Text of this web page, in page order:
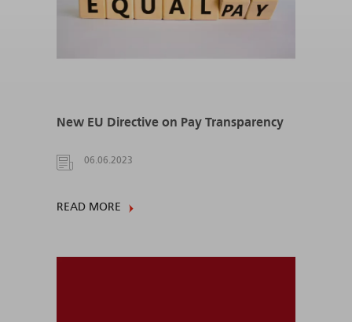
New EU Directive on Pay Transparency
06.06.2023
READ MORE